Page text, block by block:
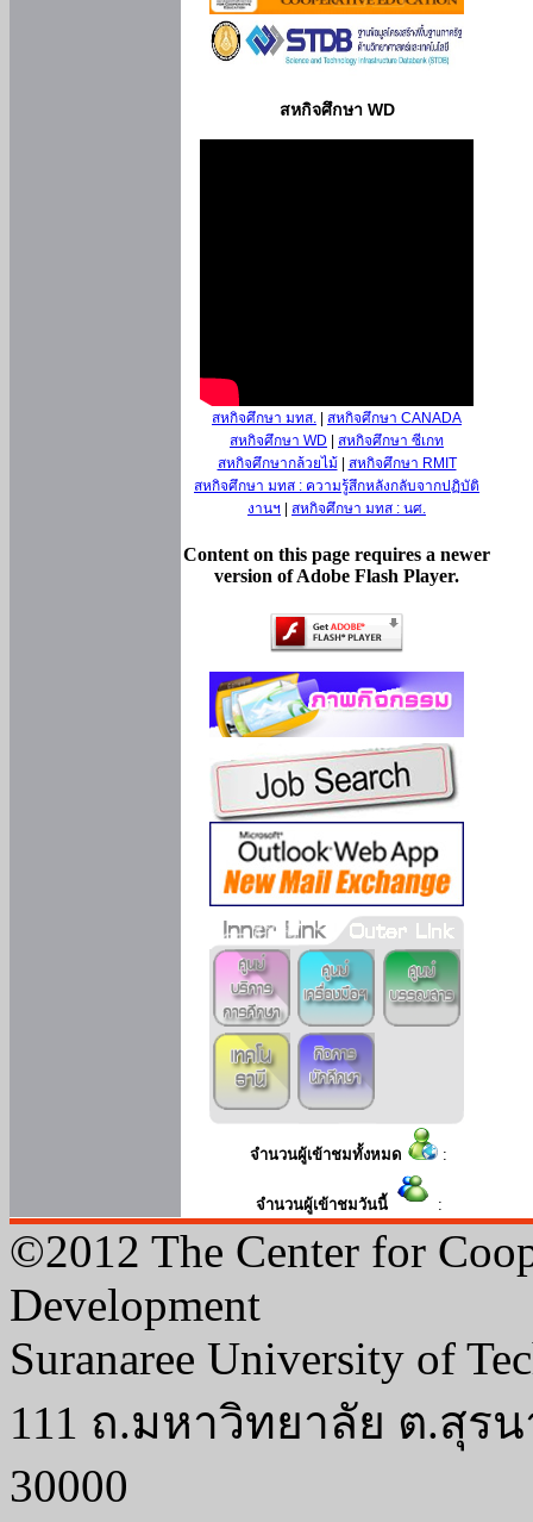
สหกิจศึกษา WD
สหกิจศึกษา มทส.
สหกิจศึกษา CANADA
สหกิจศึกษา WD
สหกิจศึกษา ซีเกท
สหกิจศึกษากล้วยไม้
สหกิจศึกษา RMIT
สหกิจศึกษา มทส : ความรู้สึกหลังกลับจากปฏิบัติ
งานฯ
สหกิจศึกษา มทส : นศ.
Content on this page requires a newer
version of Adobe Flash Player.
จำนวนผู้เข้าชมทั้งหมด :
จำนวนผู้เข้าชมวันนี้ :
©2012 The Center for
Development
Suranaree University of
111 ถ.มหาวิทยาลัย ต.สุร
30000